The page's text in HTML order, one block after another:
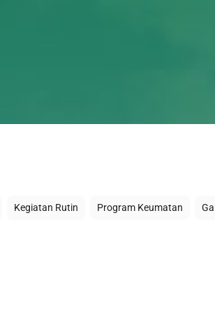
Kegiatan Rutin Program Keumatan